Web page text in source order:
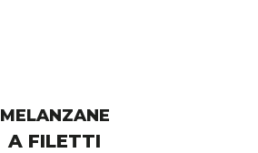
MELANZANE
A FILETTI